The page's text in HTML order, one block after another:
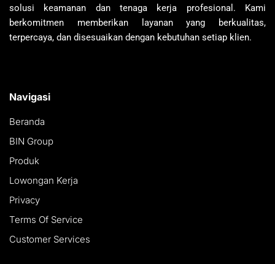
solusi keamanan dan tenaga kerja profesional. Kami
berkomitmen memberikan layanan yang berkualitas,
terpercaya, dan disesuaikan dengan kebutuhan setiap klien.
Navigasi
Beranda
BIN Group
Produk
Lowongan Kerja
Privacy
Terms Of Service
Customer Services